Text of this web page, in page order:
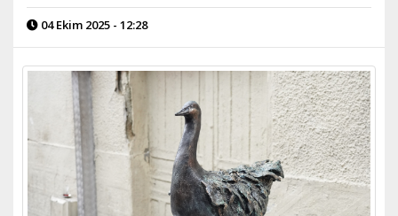
04 Ekim 2025 - 12:28